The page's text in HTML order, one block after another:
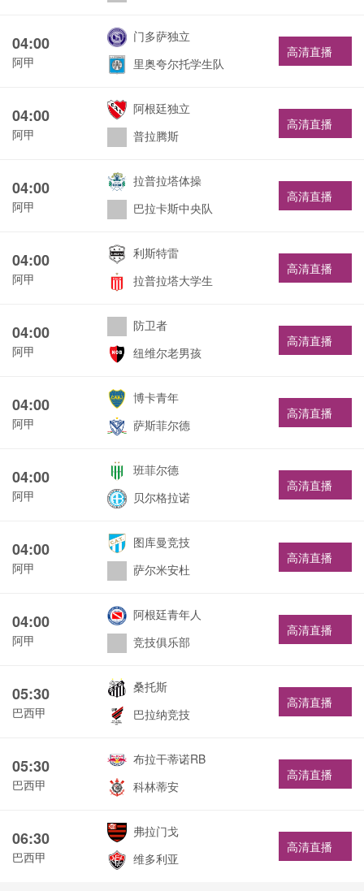
04:00
阿甲
门多萨独立
里奥夸尔托学生队
高清直播
04:00
阿甲
阿根廷独立
普拉腾斯
高清直播
04:00
阿甲
拉普拉塔体操
巴拉卡斯中央队
高清直播
04:00
阿甲
利斯特雷
拉普拉塔大学生
高清直播
04:00
阿甲
防卫者
纽维尔老男孩
高清直播
04:00
阿甲
博卡青年
萨斯菲尔德
高清直播
04:00
阿甲
班菲尔德
贝尔格拉诺
高清直播
04:00
阿甲
图库曼竞技
萨尔米安杜
高清直播
04:00
阿甲
阿根廷青年人
竞技俱乐部
高清直播
05:30
巴西甲
桑托斯
巴拉纳竞技
高清直播
05:30
巴西甲
布拉干蒂诺RB
科林蒂安
高清直播
06:30
巴西甲
弗拉门戈
维多利亚
高清直播